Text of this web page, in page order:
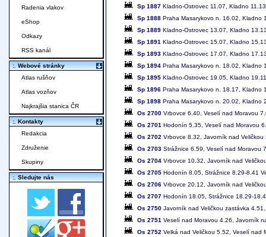
Sp 1887 Kladno-Ostrovec 11.07, Kladno
Sp 1888 Praha Masarykovo n. 16.02, Kladno
Sp 1889 Kladno-Ostrovec 13.07, Kladno
Sp 1891 Kladno-Ostrovec 15.07, Kladno
Sp 1893 Kladno-Ostrovec 17.07, Kladno
Sp 1894 Praha Masarykovo n. 18.02, Kladno
Sp 1895 Kladno-Ostrovec 19.05, Kladno
Sp 1896 Praha Masarykovo n. 18.17, Kladno
Sp 1898 Praha Masarykovo n. 20.02, Kladno
Os 2700 Vrbovce 6.40, Veselí nad Moravou
Os 2701 Hodonín 5.35, Veselí nad Moravou
Os 2702 Vrbovce 8.32, Javorník nad
Os 2703 Strážnice 6.59, Veselí nad Moravou
Os 2704 Vrbovce 10.32, Javorník nad
Os 2705 Hodonín 8.05, Strážnice 8.29-8.41
Os 2706 Vrbovce 20.12, Javorník nad
Os 2707 Hodonín 18.05, Strážnice 18.29-
Os 2750 Javorník nad Veličkou zastávka
Os 2751 Veselí nad Moravou 4.26, Javorník
Os 2752 Velká nad Veličkou 5.52, Veselí
Radenia vlakov
eShop
Odkazy
RSS kanál
:. Webové stránky
Atlas rušňov
Atlas vozňov
Najkrajšia stanica ČR
:. Kontakty
Redakcia
Združenie
Skupiny
:. Sledujte nás